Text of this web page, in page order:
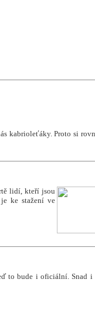
kabrioleťáky. Proto si
lidí, kteří jsou
ke stažení ve
to bude i oficiální. Snad i